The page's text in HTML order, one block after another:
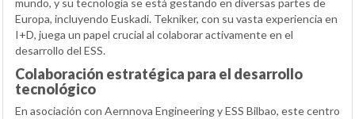
mundo, y su tecnología se está gestando en diversas partes de
Europa, incluyendo Euskadi. Tekniker, con su vasta experiencia en
I+D, juega un papel crucial al colaborar activamente en el
desarrollo del ESS.
Colaboración estratégica para el desarrollo
tecnológico
En asociación con Aernnova Engineering y ESS Bilbao, este centro